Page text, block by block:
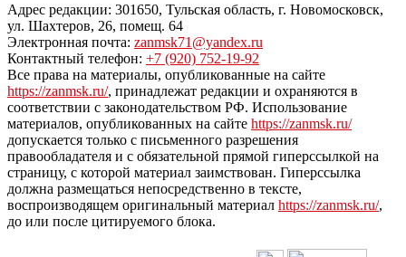
Адрес редакции: 301650, Тульская область, г. Новомосковск,
ул. Шахтеров, 26, помещ. 64
Электронная почта: zanmsk71@yandex.ru
Контактный телефон: +7 (920) 752-19-92
Все права на материалы, опубликованные на сайте
https://zanmsk.ru/, принадлежат редакции и охраняются в
соответствии с законодательством РФ. Использование
материалов, опубликованных на сайте https://zanmsk.ru/
допускается только с письменного разрешения
правообладателя и с обязательной прямой гиперссылкой на
страницу, с которой материал заимствован. Гиперссылка
должна размещаться непосредственно в тексте,
воспроизводящем оригинальный материал https://zanmsk.ru/,
до или после цитируемого блока.